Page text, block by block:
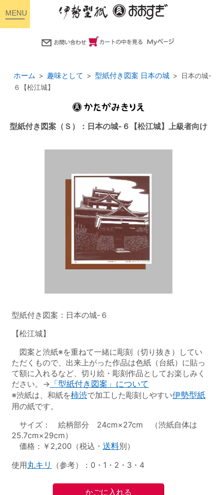
ホーム 趣味として 型紙付き図案 日本の城
日本の城-
６【松江城】
型紙付き図案（Ｓ）：日本の城-６【松江城】上級者向け
型紙付き図案：日本の城-６
【松江城】
図案と渋紙※を重ねて一緒に彫刻（切り抜き）してい
ただくもので、出来上がった作品は色紙（台紙）に貼っ
て額に入れるなど、切り絵・彫刻作品としてお楽しみく
ださい。→ 「型紙付き図案」について
※渋紙は、和紙を柿渋で加工した彫刻しやすい伊勢型紙
用の紙です。
サイズ： 絵柄部分 24cm×27cm （渋紙自体は
25.7cm×29cm）
価格：￥2,200（税込・ 送料別）
使用丸キリ （参考）：0・1・2・3・4
toggle
navigation